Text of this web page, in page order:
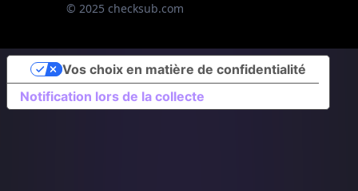
© 2025 checksub.com
Notification lors de la collecte
Vos choix en matière de confidentialité